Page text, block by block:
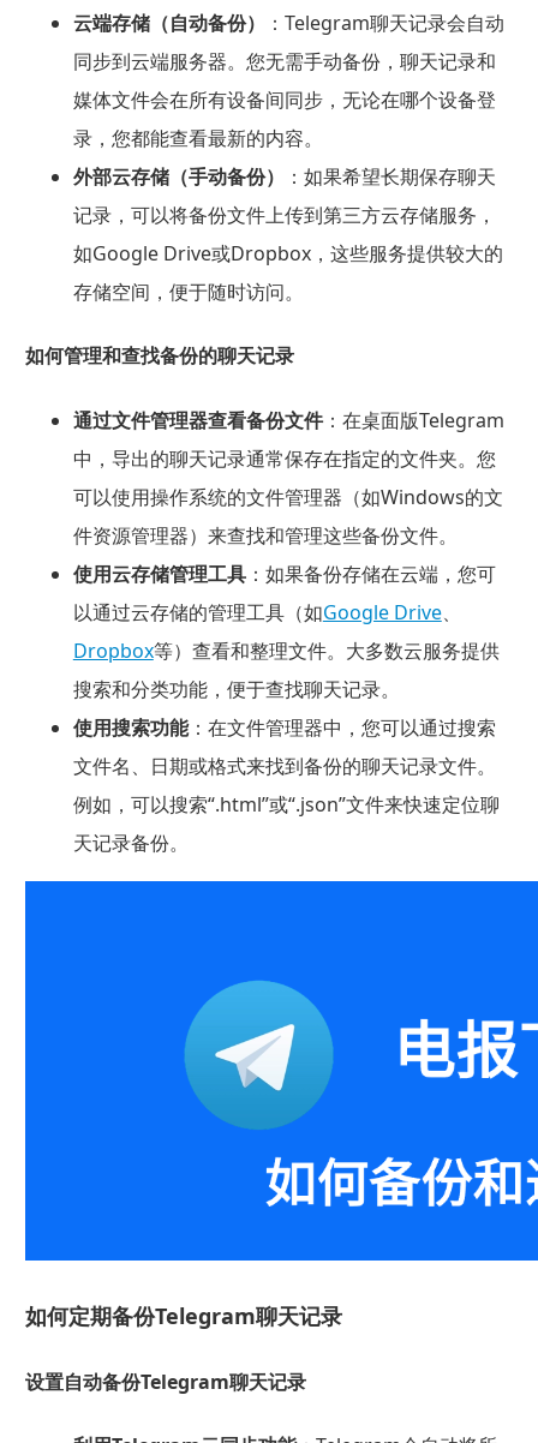
云端存储（自动备份）
：Telegram聊天记录会自动
同步到云端服务器。您无需手动备份，聊天记录和
媒体文件会在所有设备间同步，无论在哪个设备登
录，您都能查看最新的内容。
外部云存储（手动备份）
：如果希望长期保存聊天
记录，可以将备份文件上传到第三方云存储服务，
如Google Drive或Dropbox，这些服务提供较大的
存储空间，便于随时访问。
如何管理和查找备份的聊天记录
通过文件管理器查看备份文件：在桌面版Telegram
中，导出的聊天记录通常保存在指定的文件夹。您
可以使用操作系统的文件管理器（如Windows的文
件资源管理器）来查找和管理这些备份文件。
使用云存储管理工具：如果备份存储在云端，您可
以通过云存储的管理工具（如Google Drive、
Dropbox等）查看和整理文件。大多数云服务提供
搜索和分类功能，便于查找聊天记录。
使用搜索功能：在文件管理器中，您可以通过搜索
文件名、日期或格式来找到备份的聊天记录文件。
例如，可以搜索“.html”或“.json”文件来快速定位聊
天记录备份。
如何定期备份Telegram聊天记录
设置自动备份Telegram聊天记录